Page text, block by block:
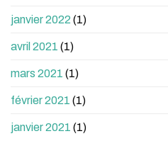
janvier 2022(1)
avril 2021 (1)
mars 2021 (1)
février 2021 (1)
janvier 2021 (1)